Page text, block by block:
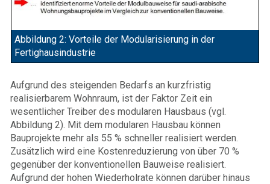
Abbildung 2: Vorteile der Modularisierung in der
Fertighausindustrie
Aufgrund des steigenden Bedarfs an kurzfristig
realisierbarem Wohnraum, ist der Faktor Zeit ein
wesentlicher Treiber des modularen Hausbaus (vgl.
Abbildung 2). Mit dem modularen Hausbau können
Bauprojekte mehr als 55 % schneller realisiert werden.
Zusätzlich wird eine Kostenreduzierung von über 70 %
gegenüber der konventionellen Bauweise realisiert.
Aufgrund der hohen Wiederholrate können darüber hinaus